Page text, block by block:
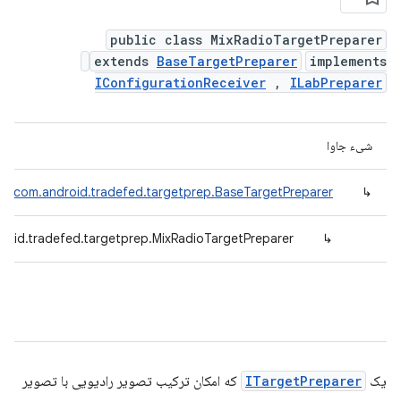
public class MixRadioTargetPreparer
extends BaseTargetPreparer
implements
IConfigurationReceiver , ILabPreparer
شیء جاوا
↳
com.android.tradefed.targetprep.BaseTargetPreparer
↳
یک ITargetPreparer که امکان ترکیب تصویر رادیویی با تصویر